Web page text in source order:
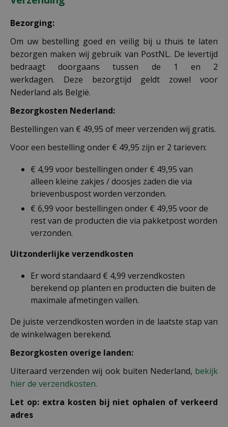
Bezorging:
Om uw bestelling goed en veilig bij u thuis te laten
bezorgen maken wij gebruik van PostNL. De levertijd
bedraagt doorgaans tussen de 1 en 2
werkdagen. Deze bezorgtijd geldt zowel voor
Nederland als België.
Bezorgkosten Nederland:
Bestellingen van € 49,95 of meer verzenden wij gratis.
Voor een bestelling onder € 49,95 zijn er 2 tarieven:
€ 4,99 voor bestellingen onder € 49,95 van
alleen kleine zakjes / doosjes zaden die via
brievenbuspost worden verzonden.
€ 6,99 voor bestellingen onder € 49,95 voor de
rest van de producten die via pakketpost worden
verzonden.
Uitzonderlijke verzendkosten
Er word standaard € 4,99 verzendkosten
berekend op planten en producten die buiten de
maximale afmetingen vallen.
De juiste verzendkosten worden in de laatste stap van
de winkelwagen berekend.
Bezorgkosten overige landen:
Uiteraard verzenden wij ook buiten Nederland, bekijk
hier de verzendkosten.
Let op: extra kosten bij niet ophalen of verkeerd
adres